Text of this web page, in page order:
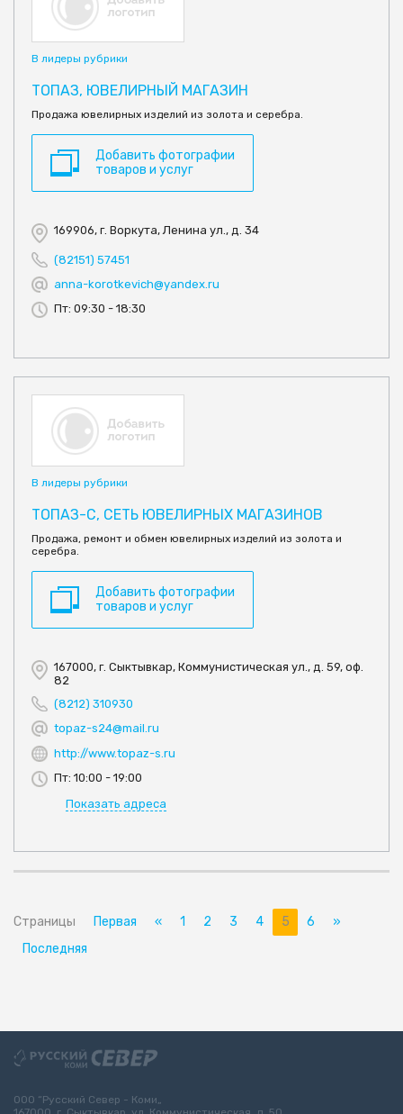
В лидеры рубрики
ТОПАЗ, ЮВЕЛИРНЫЙ МАГАЗИН
Продажа ювелирных изделий из золота и серебра.
Добавить фотографии
товаров и услуг
169906, г. Воркута, Ленина ул., д. 34
(82151) 57451
anna-korotkevich@yandex.ru
Пт: 09:30 - 18:30
В лидеры рубрики
ТОПАЗ-С, СЕТЬ ЮВЕЛИРНЫХ МАГАЗИНОВ
Продажа, ремонт и обмен ювелирных изделий из золота и
серебра.
Добавить фотографии
товаров и услуг
167000, г. Сыктывкар, Коммунистическая ул., д. 59, оф.
82
(8212) 310930
topaz-s24@mail.ru
http://www.topaz-s.ru
Пт: 10:00 - 19:00
Показать адреса
Страницы Первая « 1 2 3 4 5 6
»
Последняя
ООО “Русский Север - Коми„